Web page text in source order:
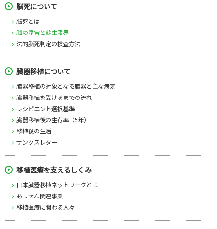
脳死について
脳死とは
脳の障害と蘇生限界
法的脳死判定の検査方法
臓器移植について
臓器移植の対象となる臓器と主な病気
臓器移植を受けるまでの流れ
レシピエント選択基準
臓器移植後の生存率（5年）
移植後の生活
サンクスレター
移植医療を支えるしくみ
日本臓器移植ネットワークとは
あっせん関連事業
移植医療に関わる人々